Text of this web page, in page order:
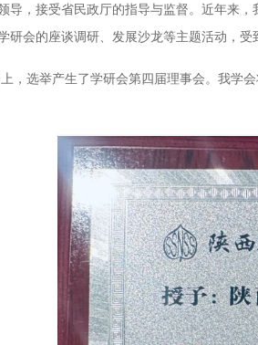
导，接受省民政厅的指导与监督。近年来
研会的座谈调研、发展沙龙等主题活动，受
，选举产生了学研会第四届理事会。我学